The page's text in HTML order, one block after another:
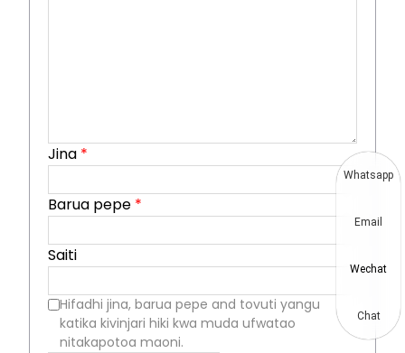
Jina *
Barua pepe *
Saiti
Hifadhi jina, barua pepe and tovuti yangu
katika kivinjari hiki kwa muda ufwatao
nitakapotoa maoni.
Whatsapp
Email
Wechat
Chat